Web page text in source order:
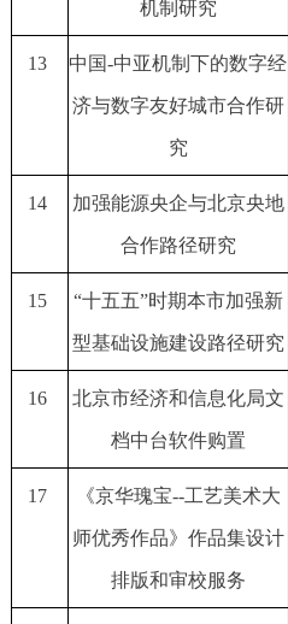
机制研究
13 中国-中亚机制下的数字经
济与数字友好城市合作研
究
14 加强能源央企与北京央地
合作路径研究
15 “十五五”时期本市加强新
型基础设施建设路径研究
16 北京市经济和信息化局文
档中台软件购置
17 《京华瑰宝--工艺美术大
师优秀作品》作品集设计
排版和审校服务